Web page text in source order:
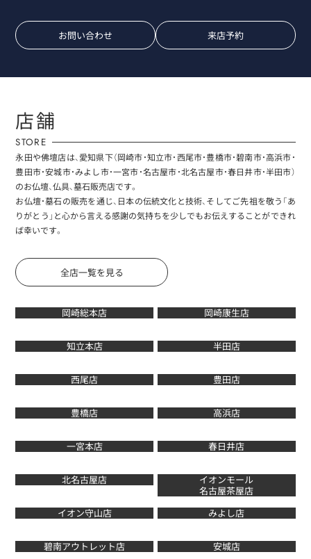
お問い合わせ 来店予約
店舗
STORE
永田や佛壇店は、愛知県下（岡崎市・知立市・西尾市・豊橋市・碧南市・高浜市・
豊田市・安城市・みよし市・一宮市・名古屋市・北名古屋市・春日井市・半田市）
のお仏壇、仏具、墓石販売店です。
お仏壇・墓石の販売を通じ、日本の伝統文化と技術、そしてご先祖を敬う「あ
りがとう」と心から言える感謝の気持ちを少しでもお伝えすることができれ
ば幸いです。
全店一覧を見る
岡崎総本店 岡崎康生店
知立本店 半田店
西尾店 豊田店
豊橋店 高浜店
一宮本店 春日井店
北名古屋店
イオンモール
名古屋茶屋店
イオン守山店
みよし店
碧南アウトレット店 安城店